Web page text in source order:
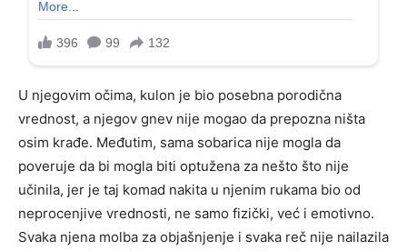
U njegovim očima, kulon je bio posebna porodična
vrednost, a njegov gnev nije mogao da prepozna ništa
osim krađe. Međutim, sama sobarica nije mogla da
poveruje da bi mogla biti optužena za nešto što nije
učinila, jer je taj komad nakita u njenim rukama bio od
neprocenjive vrednosti, ne samo fizički, već i emotivno.
Svaka njena molba za objašnjenje i svaka reč nije nailazila